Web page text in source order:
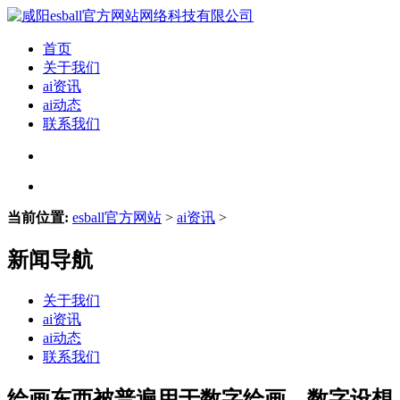
首页
关于我们
ai资讯
ai动态
联系我们
当前位置: esball官方网站 > ai资讯 >
新闻导航
关于我们
ai资讯
ai动态
联系我们